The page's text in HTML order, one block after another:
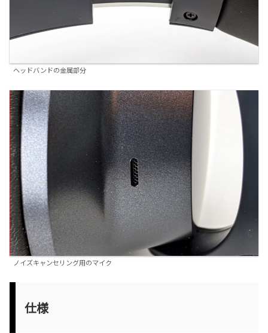
ヘッドバンドの金属部分
ノイズキャンセリング用のマイク
仕様